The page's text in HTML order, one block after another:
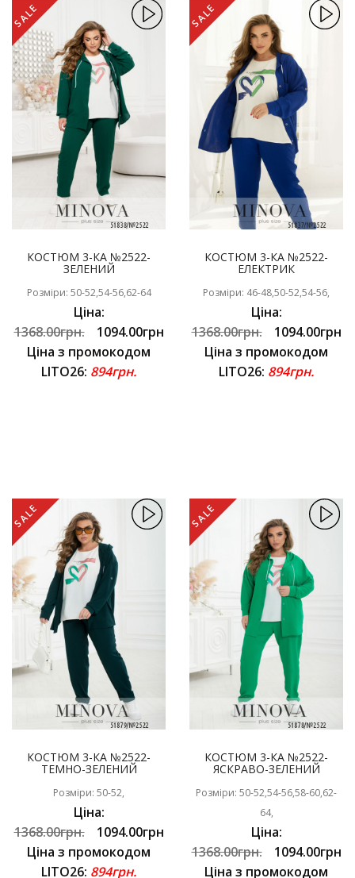
SALE
КОСТЮМ 3-КА №2522-
ЗЕЛЕНИЙ
Розміри: 50-52,54-56,62-64
Ціна:
1368.00грн.
1094.00грн
Ціна з промокодом
LITO26: 894грн.
SALE
КОСТЮМ 3-КА №2522-
ЕЛЕКТРИК
Розміри: 46-48,50-52,54-56,
Ціна:
1368.00грн.
1094.00грн
Ціна з промокодом
LITO26: 894грн.
SALE
КОСТЮМ 3-КА №2522-
ТЕМНО-ЗЕЛЕНИЙ
Розміри: 50-52,
Ціна:
1368.00грн.
1094.00грн
Ціна з промокодом
LITO26: 894грн.
SALE
КОСТЮМ 3-КА №2522-
ЯСКРАВО-ЗЕЛЕНИЙ
Розміри: 50-52,54-56,58-60,62-
64,
Ціна:
1368.00грн.
1094.00грн
Ціна з промокодом